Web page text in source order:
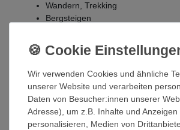
Wandern, Trekking
Bergsteigen
Größe Handumfang*
19
22
Wir verwenden Cookies und ähnliche
unserer Website und verarbeiten
Daten von Besucher:innen unserer
Adresse), um z.B. Inhalte und Anzeigen
personalisieren, Medien von